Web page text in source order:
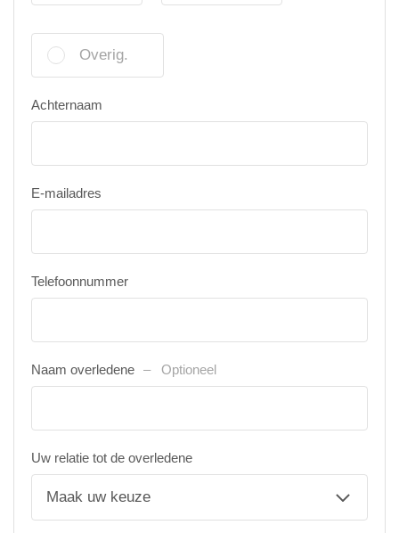
Overig.
Achternaam
E-mailadres
Telefoonnummer
Naam overledene Optioneel
Uw relatie tot de overledene